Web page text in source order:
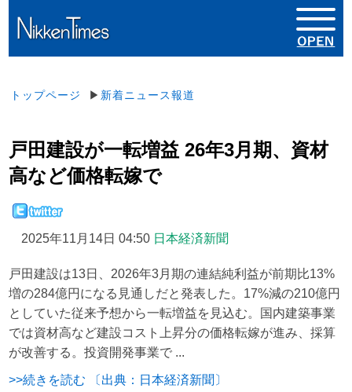
トップページ ▶ 新着ニュース報道
戸田建設が一転増益 26年3月期、資材
高など価格転嫁で
2025年11月14日 04:50 日本経済新聞
戸田建設は13日、2026年3月期の連結純利益が前期比13%
増の284億円になる見通しだと発表した。17%減の210億円
としていた従来予想から一転増益を見込む。国内建築事業
では資材高など建設コスト上昇分の価格転嫁が進み、採算
が改善する。投資開発事業で ...
>>続きを読む 〔出典：日本経済新聞〕